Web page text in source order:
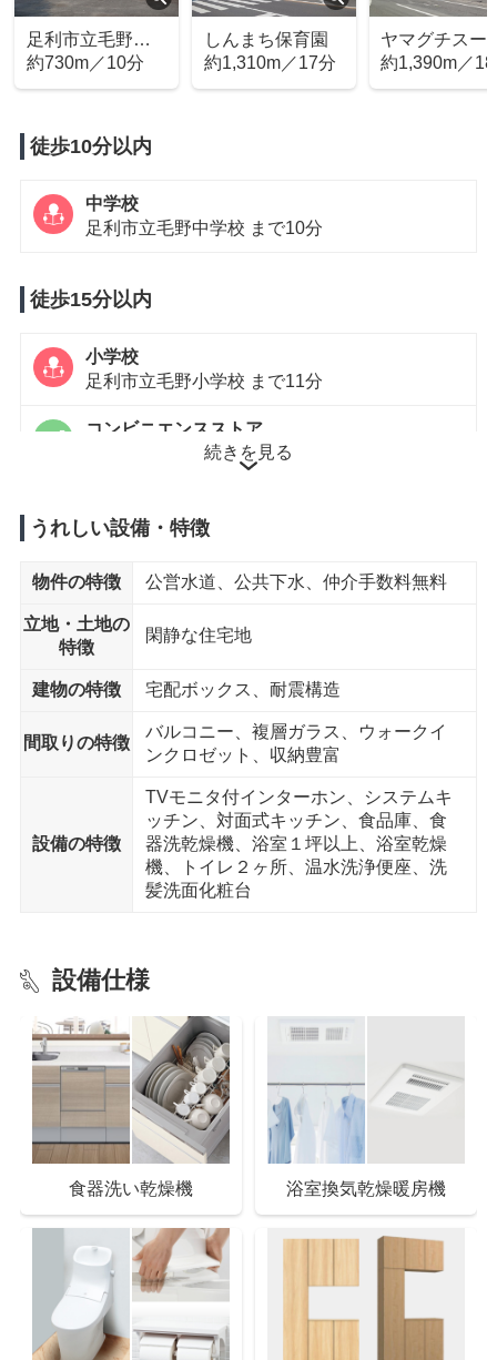
足利市立毛野中
学校
約730m／10分
しんまち保育園
約1,310m／17分
ヤマグチスー
ー 毛野店
約1,390m／
徒歩10分以内
中学校
足利市立毛野中学校 まで10分
徒歩15分以内
小学校
足利市立毛野小学校 まで11分
コンビニエンスストア
ローソン 足利八椚町店 まで11分
毛野団地中央児童公園 まで11分
続きを見る
うれしい設備・特徴
物件の特徴 公営水道、公共下水、仲介手数料無料
立地・土地の
特徴
閑静な住宅地
建物の特徴 宅配ボックス、耐震構造
間取りの特徴
バルコニー、複層ガラス、ウォークイ
ンクロゼット、収納豊富
設備の特徴
TVモニタ付インターホン、システムキ
ッチン、対面式キッチン、食品庫、食
器洗乾燥機、浴室１坪以上、浴室乾燥
機、トイレ２ヶ所、温水洗浄便座、洗
髪洗面化粧台
設備仕様
食器洗い乾燥機 浴室換気乾燥暖房機